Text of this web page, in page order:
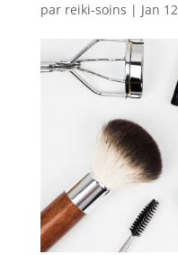
par reiki-soins | Jan